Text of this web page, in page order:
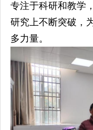
专注于科研和教学
研究上不断突破，
多力量。